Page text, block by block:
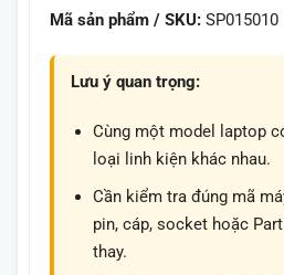
Mã sản phẩm / SKU: SP015010
Lưu ý quan trọng:
Cùng một model laptop
loại linh kiện khác nhau.
Cần kiểm tra đúng mã
pin, cáp, socket hoặc
thay.